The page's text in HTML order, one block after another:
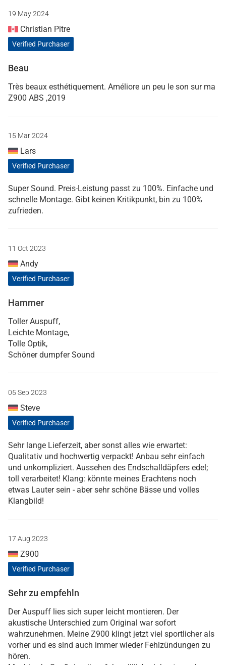
19 May 2024
Christian Pitre
Verified Purchaser
Beau
Très beaux esthétiquement. Améliore un peu le son sur ma
Z900 ABS ,2019
15 Mar 2024
Lars
Verified Purchaser
Super Sound. Preis-Leistung passt zu 100%. Einfache und
schnelle Montage. Gibt keinen Kritikpunkt, bin zu 100%
zufrieden.
11 Oct 2023
Andy
Verified Purchaser
Hammer
Toller Auspuff,
Leichte Montage,
Tolle Optik,
Schöner dumpfer Sound
05 Sep 2023
Steve
Verified Purchaser
Sehr lange Lieferzeit, aber sonst alles wie erwartet:
Qualitativ und hochwertig verpackt! Anbau sehr einfach
und unkompliziert. Aussehen des Endschalldäpfers edel;
toll verarbeitet! Klang: könnte meines Erachtens noch
etwas Lauter sein - aber sehr schöne Bässe und volles
Klangbild!
17 Aug 2023
Z900
Verified Purchaser
Sehr zu empfehln
Der Auspuff lies sich super leicht montieren. Der
akustische Unterschied zum Original war sofort
wahrzunehmen. Meine Z900 klingt jetzt viel sportlicher als
vorher und es sind auch immer wieder Fehlzündungen zu
hören.